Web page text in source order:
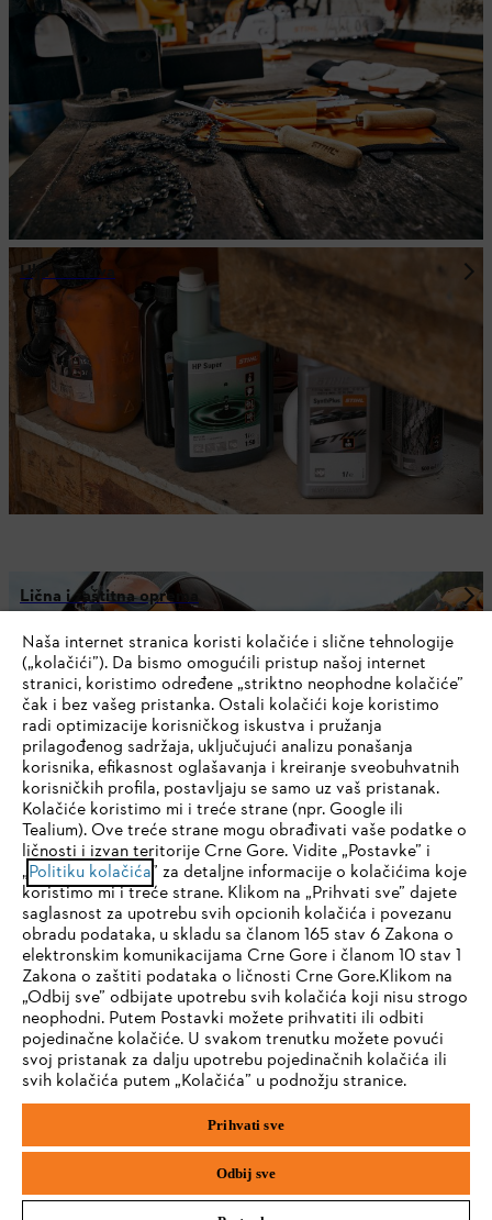
Ulja i maziva
Lična i zaštitna oprema
SA NEWSLETTEROM KOMPANIJE STIHL
VIŠE NE PROPUŠTATE NIŠTA
Adresa e-pošte
Prijavite se sada
#STIHL
Kompanija
IHR BROWSER WIRD NICHT
UNTERSTÜTZT
Sie nutzen einen Browser, den wir noch nicht unterstützen. Für
eine optimale Nutzung unserer Seite empfehlen wir Ihnen, zu
einem der folgenden Browser zu wechseln:
Firefox Chrome
Naša internet stranica koristi kolačiće i slične tehnologije
(„kolačići”). Da bismo omogućili pristup našoj internet
stranici, koristimo određene „striktno neophodne kolačiće”
čak i bez vašeg pristanka. Ostali kolačići koje koristimo
radi optimizacije korisničkog iskustva i pružanja
prilagođenog sadržaja, uključujući analizu ponašanja
korisnika, efikasnost oglašavanja i kreiranje sveobuhvatnih
korisničkih profila, postavljaju se samo uz vaš pristanak.
Kolačiće koristimo mi i treće strane (npr. Google ili
Tealium). Ove treće strane mogu obrađivati vaše podatke o
ličnosti i izvan teritorije Crne Gore. Vidite „Postavke” i
„Politiku kolačića” za detaljne informacije o kolačićima koje
koristimo mi i treće strane. Klikom na „Prihvati sve” dajete
saglasnost za upotrebu svih opcionih kolačića i povezanu
obradu podataka, u skladu sa članom 165 stav 6 Zakona o
elektronskim komunikacijama Crne Gore i članom 10 stav 1
Zakona o zaštiti podataka o ličnosti Crne Gore.Klikom na
„Odbij sve” odbijate upotrebu svih kolačića koji nisu strogo
neophodni. Putem Postavki možete prihvatiti ili odbiti
pojedinačne kolačiće. U svakom trenutku možete povući
svoj pristanak za dalju upotrebu pojedinačnih kolačića ili
svih kolačića putem „Kolačića” u podnožju stranice.
Prihvati sve
Odbij sve